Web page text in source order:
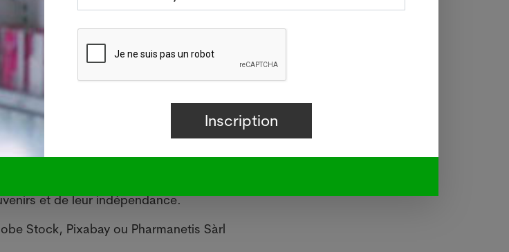
largement similaires à ceux des scans
émission de positons (PET scan) et
pour le diagnostic de la maladie
accessible aux patients américains à
Tarver, du Center for Devices and
et de leur indépendance.
Stock, Pixabay ou Pharmanetis Sàrl